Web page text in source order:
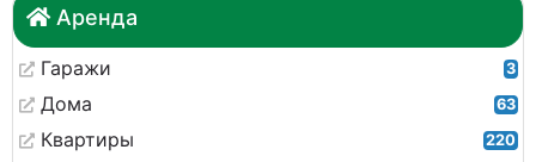
Аренда
Гаражи 3
Дома 63
Квартиры 220